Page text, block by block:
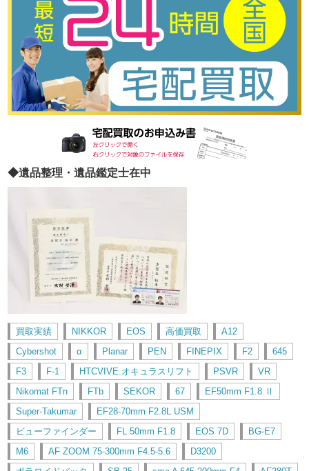
◆遺品整理・遺品鑑定士在中
買取実績 NIKKOR EOS 高価買取
A12
Cybershot
α Planar PEN FINEPIX F2
645
F3
F-1 HTCVIVE.オキュラスリフト PSVR
VR
Nikomat FTn
FTb SEKOR 67
EF50mm F1.8 Ⅱ
Super-Takumar
EF28-70mm F2.8L USM
ビューファインダー
FL 50mm F1.8 EOS 7D
BG-E7
M6
AF ZOOM 75-300mm F4.5-5.6
D3200